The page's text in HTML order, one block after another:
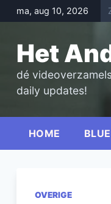
Skip
to
ma, aug 10, 2026
Het
dé
daily updates!
HOME
OVERIGE